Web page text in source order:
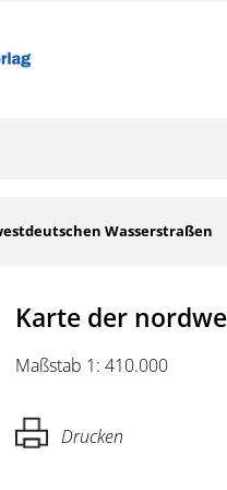
Wasserstraßen
Karte der
Maßstab 1: 410.000
Drucken